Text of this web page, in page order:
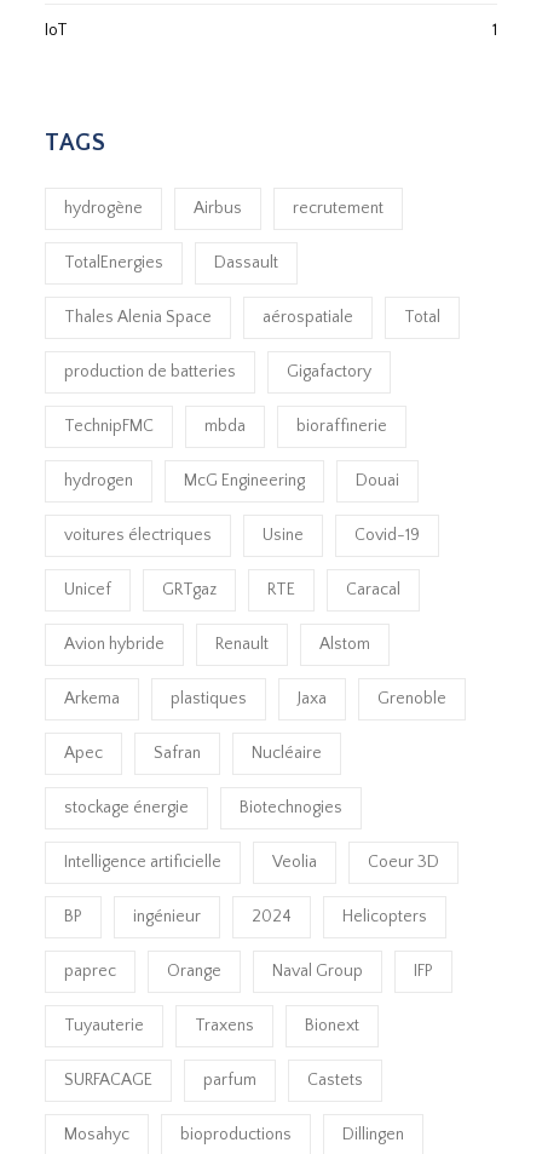
IoT 1
TAGS
hydrogène Airbus recrutement
TotalEnergies Dassault
Thales Alenia Space aérospatiale Total
production de batteries Gigafactory
TechnipFMC mbda bioraffinerie
hydrogen McG Engineering Douai
voitures électriques Usine Covid-19
Unicef GRTgaz RTE Caracal
Avion hybride Renault Alstom
Arkema plastiques Jaxa Grenoble
Apec Safran Nucléaire
stockage énergie Biotechnogies
Intelligence artificielle Veolia Coeur 3D
BP ingénieur 2024 Helicopters
paprec Orange Naval Group IFP
Tuyauterie Traxens Bionext
SURFACAGE parfum Castets
Mosahyc bioproductions Dillingen